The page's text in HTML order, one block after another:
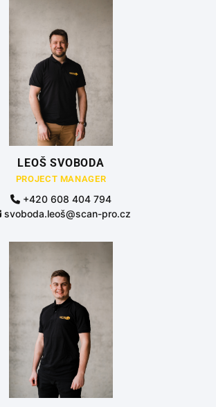
LEOŠ SVOBODA
PROJECT MANAGER
+420 608 404 794
svoboda.leoš@scan-pro.cz